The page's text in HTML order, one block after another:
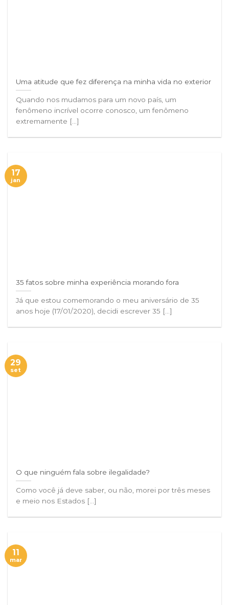
Uma atitude que fez diferença na minha vida no exterior
Quando nos mudamos para um novo país, um
fenômeno incrível ocorre conosco, um fenômeno
extremamente [...]
35 fatos sobre minha experiência morando fora
Já que estou comemorando o meu aniversário de 35
anos hoje (17/01/2020), decidi escrever 35 [...]
17
jan
O que ninguém fala sobre ilegalidade?
Como você já deve saber, ou não, morei por três meses
e meio nos Estados [...]
29
set
11
mar